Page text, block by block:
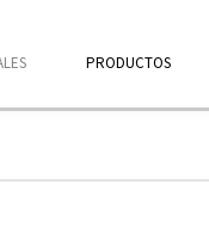
PRODUCTOS